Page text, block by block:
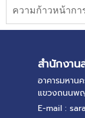
ความก้าวหน้ากา
สำนักงาน
อาคารมหาน
แขวงถนนพญ
E-mail :